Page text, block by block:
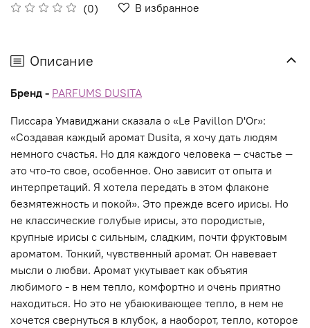
(0) В избранное
Описание
Бренд - PARFUMS DUSITA
Писсара Умавиджани сказала о «Le Pavillon D'Or»:
«Создавая каждый аромат Dusita, я хочу дать людям
немного счастья. Но для каждого человека — счастье —
это что-то свое, особенное. Оно зависит от опыта и
интерпретаций. Я хотела передать в этом флаконе
безмятежность и покой». Это прежде всего ирисы. Но
не классические голубые ирисы, это породистые,
крупные ирисы с сильным, сладким, почти фруктовым
ароматом. Тонкий, чувственный аромат. Он навевает
мысли о любви. Аромат укутывает как объятия
любимого - в нем тепло, комфортно и очень приятно
находиться. Но это не убаюкивающее тепло, в нем не
хочется свернуться в клубок, а наоборот, тепло, которое